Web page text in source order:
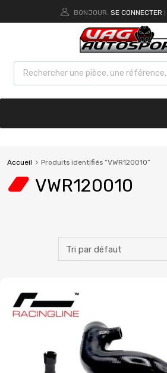
BONJOUR. SE CONNECTER
Accueil Produits identifiés “VWR120010”
VWR120010